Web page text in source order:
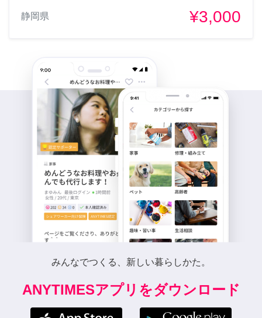
静岡県 ¥3,000
みんなでつくる、新しい暮らしかた。
ANYTIMESアプリをダウンロード